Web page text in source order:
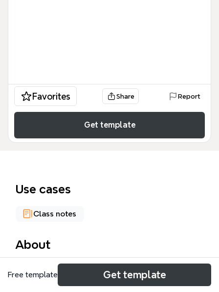
Favorites Share Report
Get template
Use cases
Class notes
About
El template 'Redes de políticas públicas' es un mapa
mental de 272 nodos que analiza las redes de
Free template Get template